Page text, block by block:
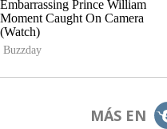
MÁS EN